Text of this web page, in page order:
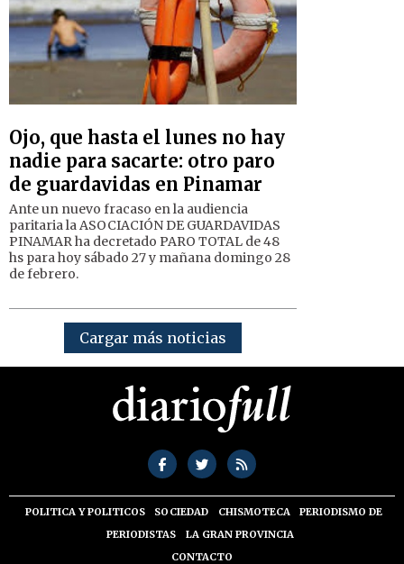
Ojo, que hasta el lunes no hay
nadie para sacarte: otro paro
de guardavidas en Pinamar
Ante un nuevo fracaso en la audiencia
paritaria la ASOCIACIÓN DE GUARDAVIDAS
PINAMAR ha decretado PARO TOTAL de 48
hs para hoy sábado 27 y mañana domingo 28
de febrero.
Cargar más noticias
POLITICA Y POLITICOS SOCIEDAD CHISMOTECA
PERIODISMO DE
PERIODISTAS
LA GRAN PROVINCIA
CONTACTO